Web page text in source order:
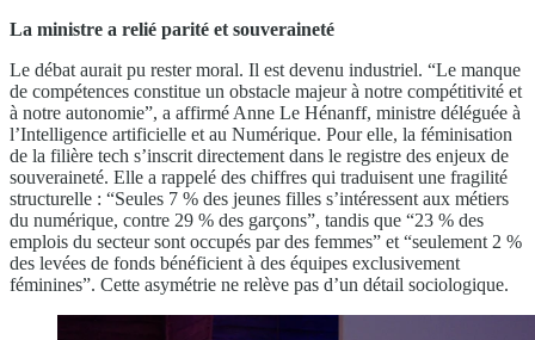
La ministre a relié parité et souveraineté
Le débat aurait pu rester moral. Il est devenu industriel. “Le manque
de compétences constitue un obstacle majeur à notre compétitivité et
à notre autonomie”, a affirmé Anne Le Hénanff, ministre déléguée à
l’Intelligence artificielle et au Numérique. Pour elle, la féminisation
de la filière tech s’inscrit directement dans le registre des enjeux de
souveraineté. Elle a rappelé des chiffres qui traduisent une fragilité
structurelle : “Seules 7 % des jeunes filles s’intéressent aux métiers
du numérique, contre 29 % des garçons”, tandis que “23 % des
emplois du secteur sont occupés par des femmes” et “seulement 2 %
des levées de fonds bénéficient à des équipes exclusivement
féminines”. Cette asymétrie ne relève pas d’un détail sociologique.